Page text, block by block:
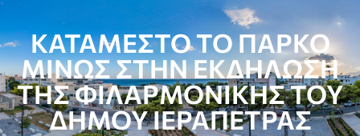
ΚΑΤΑΜΕΣΤΟ ΤΟ ΠΑΡΚΟ
ΜΙΝΩΣ ΣΤΗΝ ΕΚΔΗΛΩΣΗ
ΤΗΣ ΦΙΛΑΡΜΟΝΙΚΗΣ ΤΟΥ
ΔΗΜΟΥ ΙΕΡΑΠΕΤΡΑΣ